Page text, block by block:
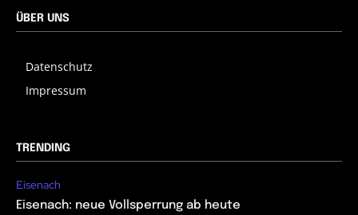
ÜBER UNS
Datenschutz
Impressum
TRENDING
Eisenach
Eisenach: neue Vollsperrung ab heute